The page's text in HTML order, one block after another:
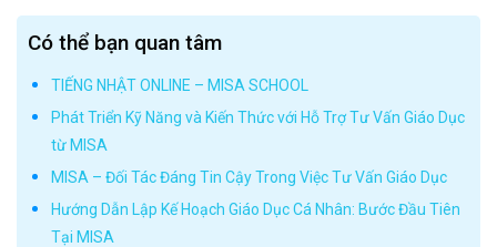
Có thể bạn quan tâm
TIẾNG NHẬT ONLINE – MISA SCHOOL
Phát Triển Kỹ Năng và Kiến Thức với Hỗ Trợ Tư Vấn Giáo Dục
từ MISA
MISA – Đối Tác Đáng Tin Cậy Trong Việc Tư Vấn Giáo Dục
Hướng Dẫn Lập Kế Hoạch Giáo Dục Cá Nhân: Bước Đầu Tiên
Tại MISA